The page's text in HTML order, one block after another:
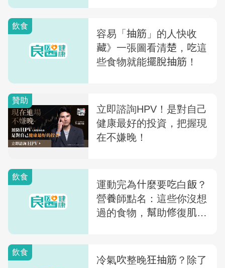
飲食
容易「抽筋」的人快收
藏》一張圖看清楚，吃這
些食物就能擺脫抽筋！
飲食
運動完為什麼要吃白飯？
營養師點名：這些你沒想
過的食物，幫助修復肌
飲食
冷氣吹整晚狂抽筋？除了